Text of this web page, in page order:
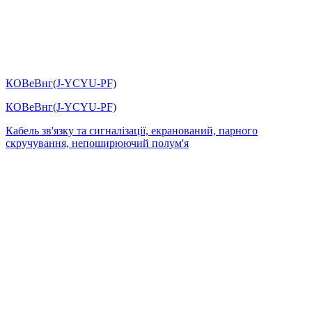
КОВеВнг(J-YCYU-PF)
КОВеВнг(J-YCYU-PF)
Кабель зв'язку та сигналізації, екранований, парного
скручування, непоширюючий полум'я